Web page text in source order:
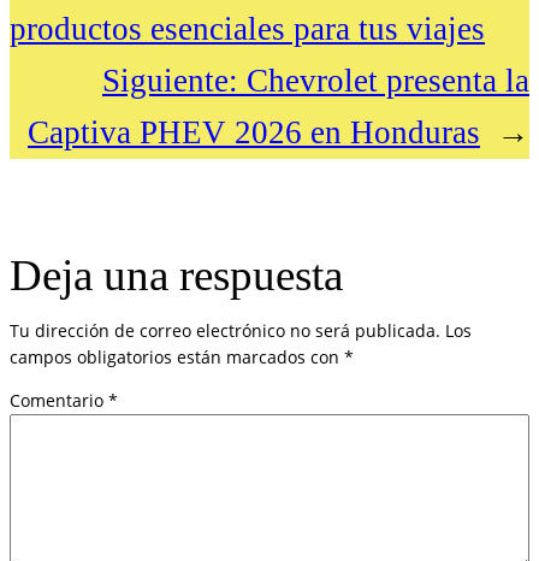
productos esenciales para tus viajes
Siguiente: Chevrolet presenta la
Captiva PHEV 2026 en Honduras
→
Deja una respuesta
Tu dirección de correo electrónico no será publicada. Los
campos obligatorios están marcados con *
Comentario *